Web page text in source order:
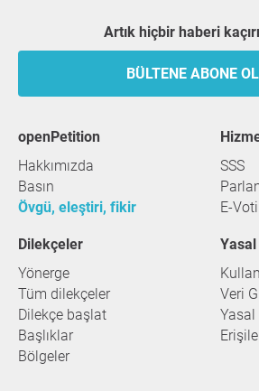
Artık hiçbir haberi
BÜLTENE ABONE
openPetition
Hakkımızda
Basın
Övgü, eleştiri, fikir
SSS
E-
Dilekçeler
Yönerge
Tüm dilekçeler
Dilekçe başlat
Başlıklar
Bölgeler
Veri